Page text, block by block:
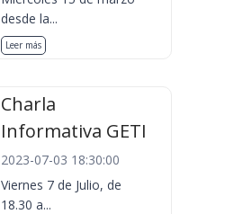
desde la...
Leer más
Charla
Informativa GETI
2023-07-03 18:30:00
Viernes 7 de Julio, de
18.30 a...